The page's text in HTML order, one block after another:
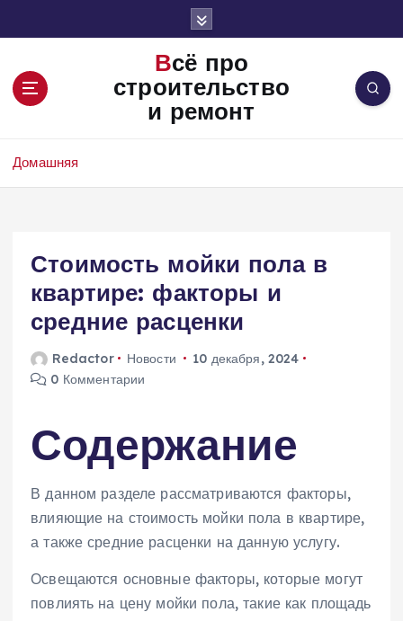
Всё про
строительство
и ремонт
Домашняя
Стоимость мойки пола в
квартире: факторы и
средние расценки
Redactor Новости
10 декабря, 2024
0 Комментарии
Содержание
В данном разделе рассматриваются факторы,
влияющие на стоимость мойки пола в квартире,
а также средние расценки на данную услугу.
Освещаются основные факторы, которые могут
повлиять на цену мойки пола, такие как площадь